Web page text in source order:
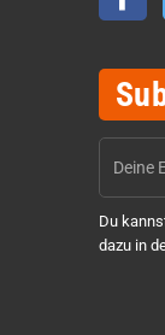
Du
dazu in